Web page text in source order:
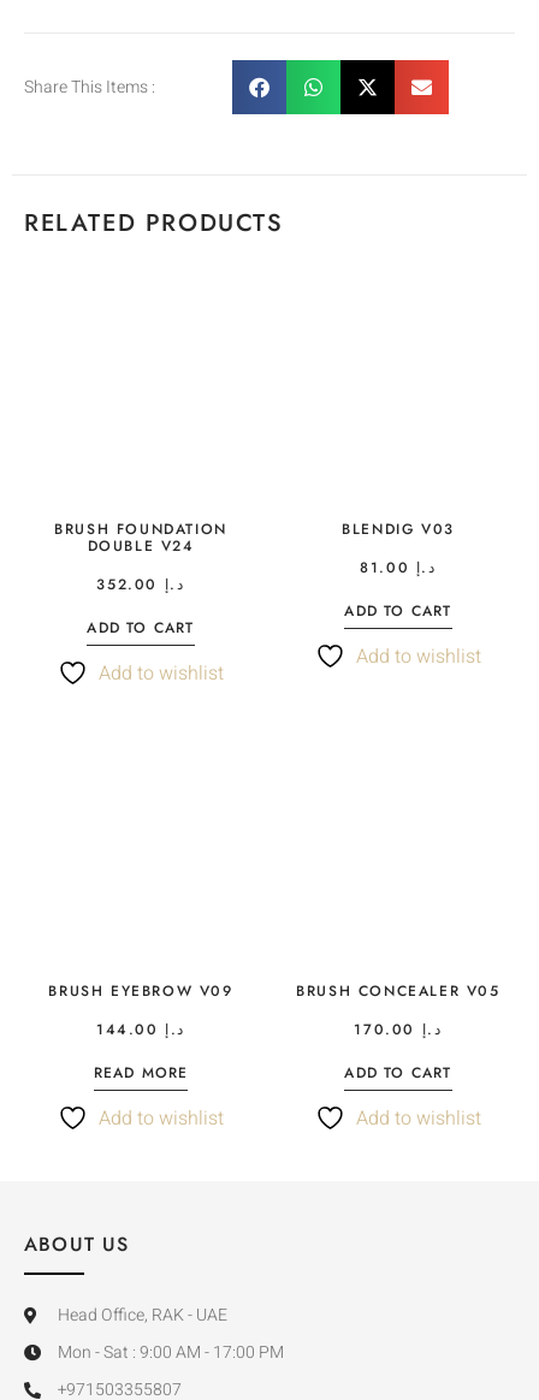
Share This Items :
RELATED PRODUCTS
BRUSH FOUNDATION
DOUBLE V24
د.إ
ADD TO CART
Add to wishlist
BLENDIG V03
د.إ
ADD TO CART
Add to wishlist
BRUSH EYEBROW V09
د.إ
READ MORE
Add to wishlist
BRUSH CONCEALER V05
د.إ
ADD TO CART
Add to wishlist
ABOUT US
Head Office, RAK - UAE
Mon - Sat : 9:00 AM - 17:00 PM
+971503355807